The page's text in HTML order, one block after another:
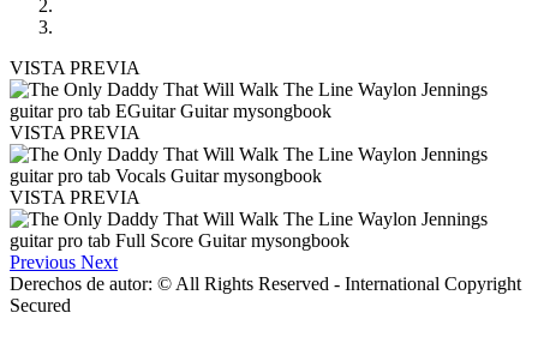
VISTA PREVIA
VISTA PREVIA
VISTA PREVIA
Previous Next
Derechos de autor: © All Rights Reserved - International Copyright
Secured